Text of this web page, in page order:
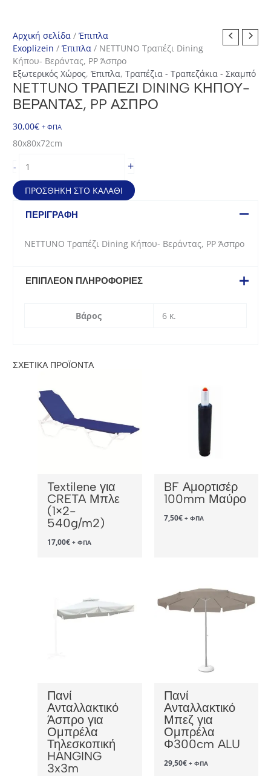
Αρχική σελίδα /Έπιπλα
Exoplizein /Έπιπλα / NETTUNO Τραπέζι Dining
Κήπου- Βεράντας, PP Άσπρο
Εξωτερικός Χώρος,Έπιπλα,Τραπέζια - Τραπεζάκια - Σκαμπό
NETTUNO ΤΡΑΠΈΖΙ DINING ΚΉΠΟΥ-
ΒΕΡΆΝΤΑΣ, PP ΆΣΠΡΟ
30,00€ + ΦΠΑ
80x80x72cm
-
Τραπέζι
Dining
Κήπου-
Βεράντας,
ποσότητα
+
ΠΡΟΣΘΉΚΗ ΣΤΟ ΚΑΛΆΘΙ
ΠΕΡΙΓΡΑΦΉ
NETTUNO Τραπέζι Dining Κήπου- Βεράντας, PP Άσπρο
ΕΠΙΠΛΈΟΝ ΠΛΗΡΟΦΟΡΊΕΣ
Βάρος 6 κ.
ΣΧΕΤΙΚΆ ΠΡΟΪΌΝΤΑ
Textilene για
CRETA Μπλε
(1×2-
540g/m2)
17,00€ + ΦΠΑ
BF Αμορτισέρ
100mm Μαύρο
7,50€ + ΦΠΑ
Πανί
Ανταλλακτικό
Άσπρο για
Ομπρέλα
Τηλεσκοπική
HANGING
3x3m
Πανί
Ανταλλακτικό
Μπεζ για
Ομπρέλα
Φ300cm ALU
29,50€ + ΦΠΑ